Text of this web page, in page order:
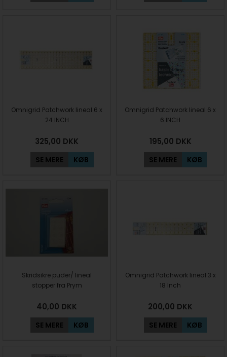
Omnigrid Patchwork lineal 6 x
24 INCH
325,00 DKK
SE MERE KØB
Omnigrid Patchwork lineal 6 x
6 INCH
195,00 DKK
SE MERE KØB
Skridsikre puder/ lineal
stopper fra Prym
40,00 DKK
SE MERE KØB
Omnigrid Patchwork lineal 3 x
18 Inch
200,00 DKK
SE MERE KØB